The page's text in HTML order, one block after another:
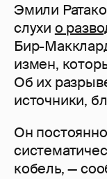
Эмили
слухи о
Бир-
измен,
Об их
источники,
Он
кобель, —